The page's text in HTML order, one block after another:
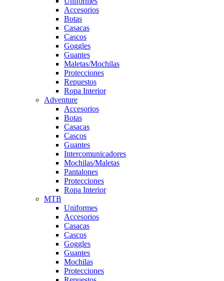
Accesorios
Botas
Casacas
Cascos
Goggles
Guantes
Maletas/Mochilas
Protecciones
Repuestos
Ropa Interior
Adventure
Accesorios
Botas
Casacas
Cascos
Guantes
Intercomunicadores
Mochilas/Maletas
Pantalones
Protecciones
Ropa Interior
MTB
Uniformes
Accesorios
Casacas
Cascos
Goggles
Guantes
Mochilas
Protecciones